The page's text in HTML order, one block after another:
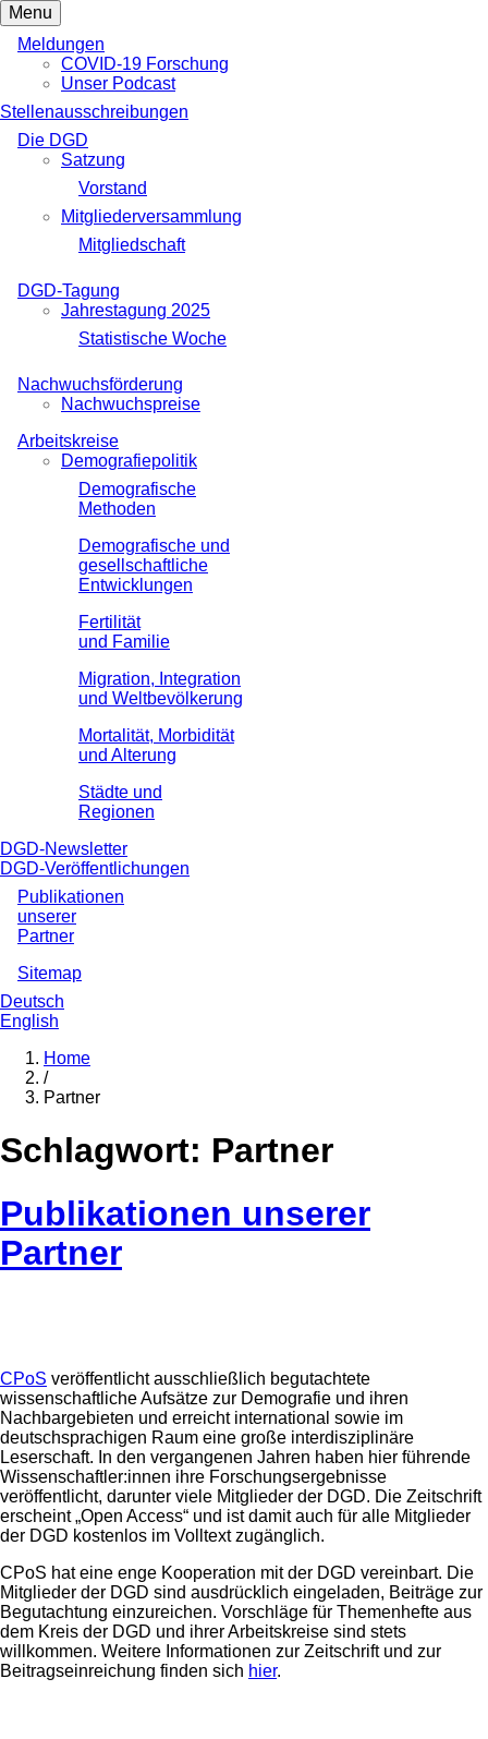
Menu
Meldungen
COVID-19 Forschung
Unser Podcast
Stellenausschreibungen
Die DGD
Satzung
Vorstand
Mitgliederversammlung
Mitgliedschaft
DGD-Tagung
Jahrestagung 2025
Statistische Woche
Nachwuchsförderung
Nachwuchspreise
Arbeitskreise
Demografiepolitik
Demografische
Methoden
Demografische und
gesellschaftliche
Entwicklungen
Fertilität
und Familie
Migration, Integration
und Weltbevölkerung
Mortalität, Morbidität
und Alterung
Städte und
Regionen
DGD-Newsletter
DGD-Veröffentlichungen
Publikationen
unserer
Partner
Sitemap
Deutsch
English
Home
/
Partner
Schlagwort: Partner
Publikationen unserer
Partner
CPoS veröffentlicht ausschließlich begutachtete
wissenschaftliche Aufsätze zur Demografie und ihren
Nachbargebieten und erreicht international sowie im
deutschsprachigen Raum eine große interdisziplinäre
Leserschaft. In den vergangenen Jahren haben hier führende
Wissenschaftler:innen ihre Forschungsergebnisse
veröffentlicht, darunter viele Mitglieder der DGD. Die Zeitschrift
erscheint „Open Access“ und ist damit auch für alle Mitglieder
der DGD kostenlos im Volltext zugänglich.
CPoS hat eine enge Kooperation mit der DGD vereinbart. Die
Mitglieder der DGD sind ausdrücklich eingeladen, Beiträge zur
Begutachtung einzureichen. Vorschläge für Themenhefte aus
dem Kreis der DGD und ihrer Arbeitskreise sind stets
willkommen. Weitere Informationen zur Zeitschrift und zur
Beitragseinreichung finden sich hier.